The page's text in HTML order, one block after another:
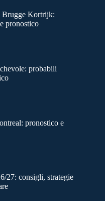
Brugge Kortrijk:
pronostico
probabili
pronostico e
27: consigli, strategie